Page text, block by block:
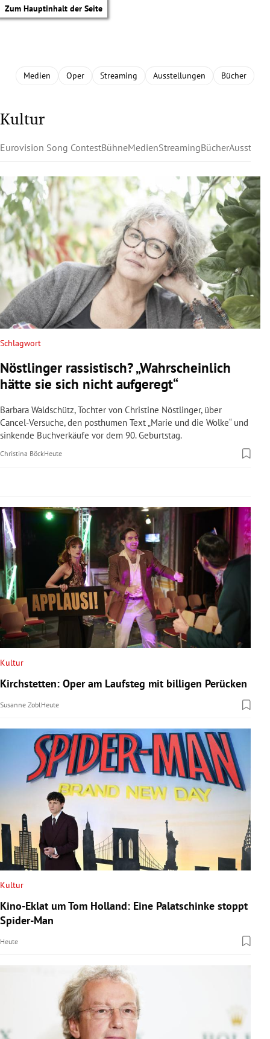
Zum Hauptinhalt der Seite
Untermenü
Untermenü
Untermenü
Untermenü
Untermenü
Untermenü
Untermenü
Untermenü
Medien Oper Streaming Ausstellungen Bücher
Kultur
Eurovision Song ContestBühneMedienStreamingBücher
Schlagwort
Nöstlinger rassistisch? „Wahrscheinlich
hätte sie sich nicht aufgeregt“
Barbara Waldschütz, Tochter von Christine Nöstlinger, über
Cancel-Versuche, den posthumen Text „Marie und die Wolke“ und
sinkende Buchverkäufe vor dem 90. Geburtstag.
Christina BöckHeute
Kultur
Kirchstetten: Oper am Laufsteg mit billigen Perücken
Susanne ZoblHeute
Kultur
Kino-Eklat um Tom Holland: Eine Palatschinke stoppt
Spider-Man
Heute